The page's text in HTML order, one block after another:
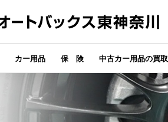
カー用品 保 険 中古カー用品の買取